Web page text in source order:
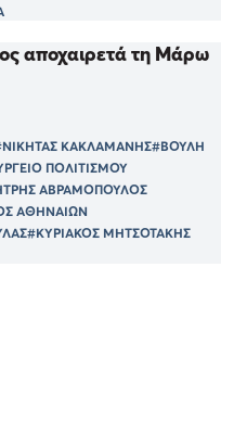
αποχαιρετά τη Μάρω
ΚΑΚΛΑΜΑΝΗΣ#ΒΟΥΛΗ
ΠΟΛΙΤΙΣΜΟΥ
ΑΒΡΑΜΟΠΟΥΛΟΣ
ΑΘΗΝΑΙΩΝ
#ΚΥΡΙΑΚΟΣ ΜΗΤΣΟΤΑΚΗΣ